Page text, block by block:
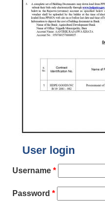
User login
Username *
Password *